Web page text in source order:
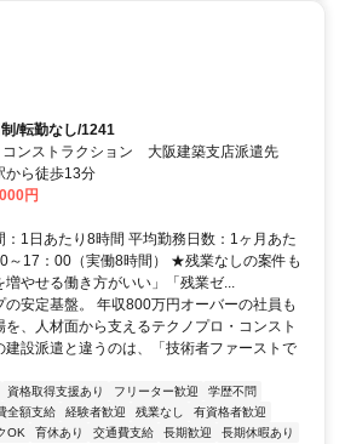
/転勤なし/1241
コンストラクション 大阪建築支店派遣先
から徒歩13分
円
：1日あたり8時間 平均勤務日数：1ヶ月あた
～17：00（実働8時間） ★残業なしの案件も
やせる働き方がいい」「残業ゼ...
安定基盤。 年収800万円オーバーの社員も
を、人材面から支えるテクノプロ・コンスト
建設派遣と違うのは、「技術者ファーストで
資格取得支援あり フリーター歓迎
学歴不問
全額支給 経験者歓迎 残業なし
有資格者歓迎
OK 育休あり 交通費支給 長期歓迎
長期休暇あり